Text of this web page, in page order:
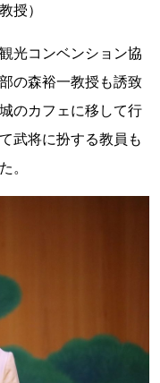
授）
光コンベンション協
の森裕一教授も誘致
のカフェに移して行
武将に扮する教員も
。